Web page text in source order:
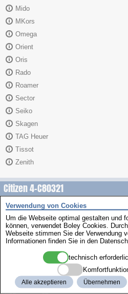
Mido
MKors
Omega
Orient
Oris
Rado
Roamer
Sector
Seiko
Skagen
TAG Heuer
Tissot
Zenith
Citizen 4-C80321
Gruppe HerstellerTeile-Nr. Beschreibung
en
J
PPHIRE)
en
506-V101
R
Bodendicht Citiz 392-1164
Verwendung von Cookies
Um die Webseite optimal gestalten und
können, verwendet Boley Cookies.
Webseite stimmen Sie der Verwendung
Informationen finden Sie in den
technisch
Alle akzeptieren Übernehmen